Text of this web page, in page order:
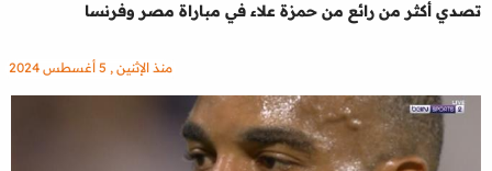
تصدي أكثر من رائع من حمزة علاء في مباراة مصر وفرنسا
منذ الإثنين , 5 أغسطس 2024